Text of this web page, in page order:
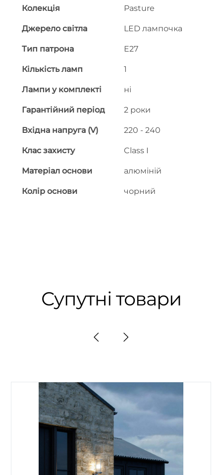
Колекція Pasture
Джерело світла LED лампочка
Тип патрона E27
Кількість ламп 1
Лампи у комплекті ні
Гарантійний період 2 роки
Вхідна напруга (V) 220 - 240
Клас захисту Class I
Матеріал основи алюміній
Колір основи чорний
Супутні товари